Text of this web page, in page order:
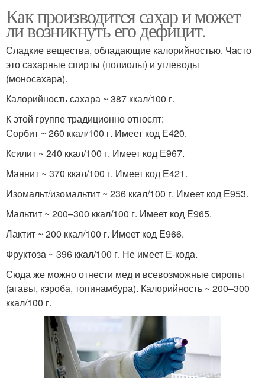
Как производится сахар и может
ли возникнуть его дефицит.
Сладкие вещества, обладающие калорийностью. Часто
это сахарные спирты (полиолы) и углеводы
(моносахара).
Калорийность сахара ~ 387 ккал/100 г.
К этой группе традиционно относят:
Сорбит ~ 260 ккал/100 г. Имеет код Е420.
Ксилит ~ 240 ккал/100 г. Имеет код Е967.
Маннит ~ 370 ккал/100 г. Имеет код Е421.
Изомальт/изомальтит ~ 236 ккал/100 г. Имеет код Е953.
Мальтит ~ 200–300 ккал/100 г. Имеет код Е965.
Лактит ~ 200 ккал/100 г. Имеет код Е966.
Фруктоза ~ 396 ккал/100 г. Не имеет Е-кода.
Сюда же можно отнести мед и всевозможные сиропы
(агавы, кэроба, топинамбура). Калорийность ~ 200–300
ккал/100 г.